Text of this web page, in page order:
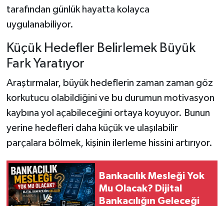
tarafından günlük hayatta kolayca
uygulanabiliyor.
Küçük Hedefler Belirlemek Büyük
Fark Yaratıyor
Araştırmalar, büyük hedeflerin zaman zaman göz
korkutucu olabildiğini ve bu durumun motivasyon
kaybına yol açabileceğini ortaya koyuyor. Bunun
yerine hedefleri daha küçük ve ulaşılabilir
parçalara bölmek, kişinin ilerleme hissini artırıyor.
Bankacılık Mesleği Yok
Mu Olacak? Dijital
Bankacılığın Geleceği